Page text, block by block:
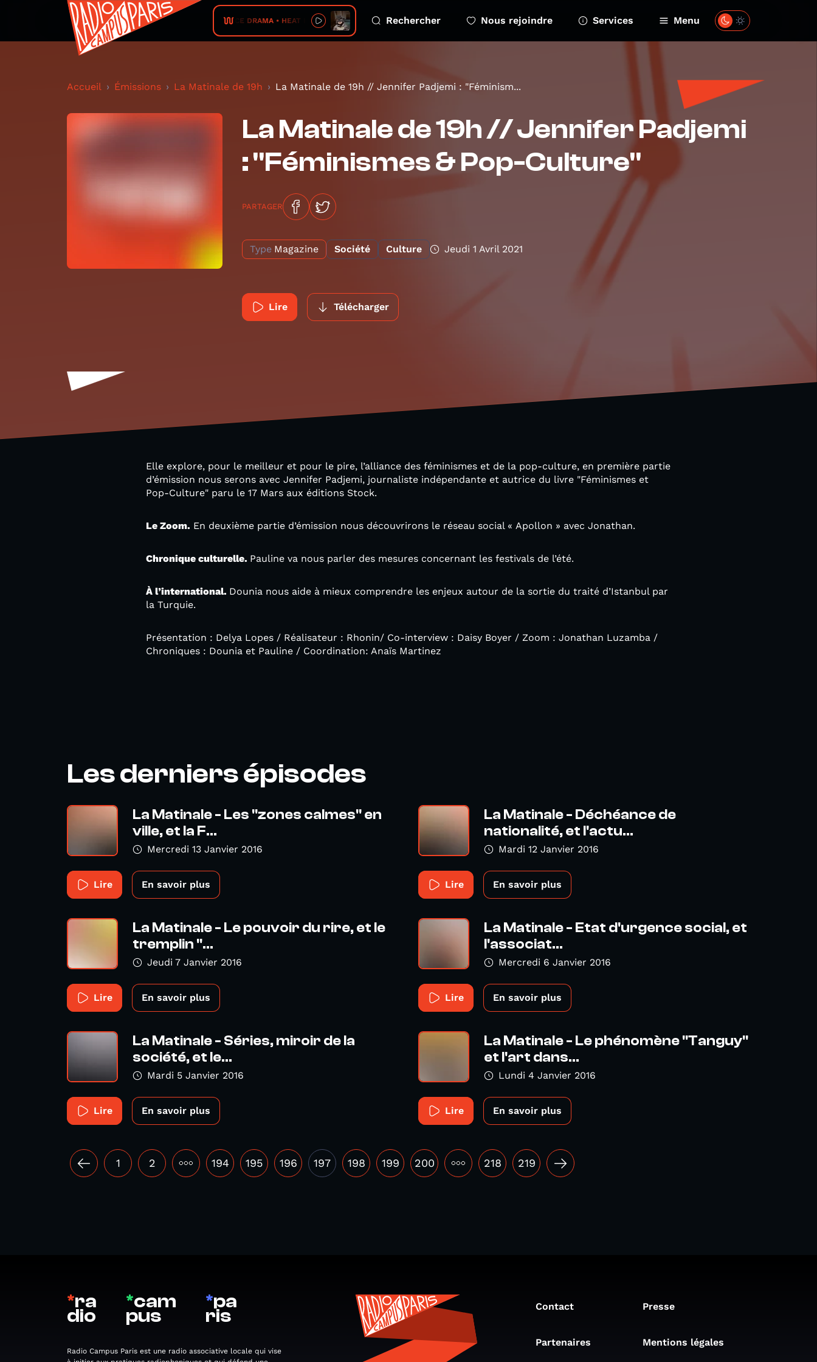
PRINCE DRAMA • HEAT IT UP - Demo Rechercher Nous rejoindre Services Menu
Accueil Émissions La Matinale de 19h La Matinale de 19h // Jennifer Padjemi : "Féminism...
La Matinale de 19h // Jennifer Padjemi
: "Féminismes & Pop-Culture"
PARTAGER
Type Magazine Société Culture Jeudi 1 Avril 2021
Lire Télécharger
Elle explore, pour le meilleur et pour le pire, l’alliance des féminismes et de la pop-culture, en première partie
d’émission nous serons avec Jennifer Padjemi, journaliste indépendante et autrice du livre "Féminismes et
Pop-Culture" paru le 17 Mars aux éditions Stock.
Le Zoom. En deuxième partie d’émission nous découvrirons le réseau social « Apollon » avec Jonathan.
Chronique culturelle. Pauline va nous parler des mesures concernant les festivals de l’été.
À l’international. Dounia nous aide à mieux comprendre les enjeux autour de la sortie du traité d’Istanbul par
la Turquie.
Présentation : Delya Lopes / Réalisateur : Rhonin/ Co-interview : Daisy Boyer / Zoom : Jonathan Luzamba /
Chroniques : Dounia et Pauline / Coordination: Anaïs Martinez
Les derniers épisodes
La Matinale - Les "zones calmes" en
ville, et la F...
Mercredi 13 Janvier 2016
Lire En savoir plus
La Matinale - Déchéance de
nationalité, et l'actu...
Mardi 12 Janvier 2016
Lire En savoir plus
La Matinale - Le pouvoir du rire, et le
tremplin "...
Jeudi 7 Janvier 2016
Lire En savoir plus
La Matinale - Etat d'urgence social, et
l'associat...
Mercredi 6 Janvier 2016
Lire En savoir plus
La Matinale - Séries, miroir de la
société, et le...
Mardi 5 Janvier 2016
Lire En savoir plus
La Matinale - Le phénomène "Tanguy"
et l'art dans...
Lundi 4 Janvier 2016
Lire En savoir plus
1 2 ••• 194 195 196 197 198 199 200 ••• 218 219
*ra
dio
*cam
pus
*pa
ris
Radio Campus Paris est une radio associative locale qui vise
Contact Presse
Partenaires Mentions légales